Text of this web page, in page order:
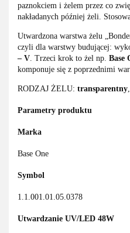
paznokciem i żelem przez co
nakładanych później żeli.
Utwardzona warstwa żelu
czyli dla warstwy budującej:
– V . Trzeci krok to żel np. Base
komponuje się z poprzednimi
RODZAJ ŻELU: transparentny
Parametry produktu
Marka
Base One
Symbol
1.1.001.01.05.0378
Utwardzanie UV/LED 48W